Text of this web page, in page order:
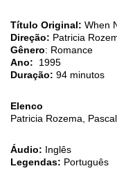
Título Original: When
Direção: Patricia
Gênero: Romance
Ano:
1995
Duração: 94 minutos
Elenco
Patricia Rozema,
Áudio: Inglês
Legendas: Português